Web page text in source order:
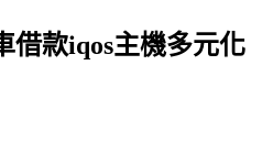
借款iqos主機多元化